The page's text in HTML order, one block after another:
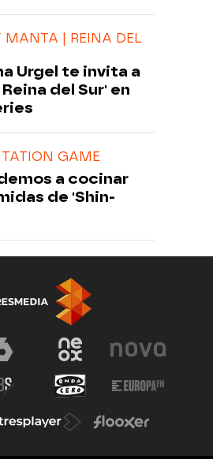
MANTA | REINA DEL
Urgel te invita a
del Sur' en
GAME
a cocinar
de 'Shin-